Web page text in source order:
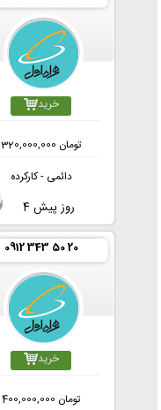
خرید
320,000,000 تومان
دائمی - کارکرده
4 روز پیش
0912 343 50 20
خرید
400,000,000 تومان